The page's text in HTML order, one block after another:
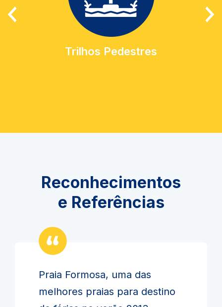
Trilhos Pedestres
Reconhecimentos
e Referências
Praia Formosa, uma das
melhores praias para destino